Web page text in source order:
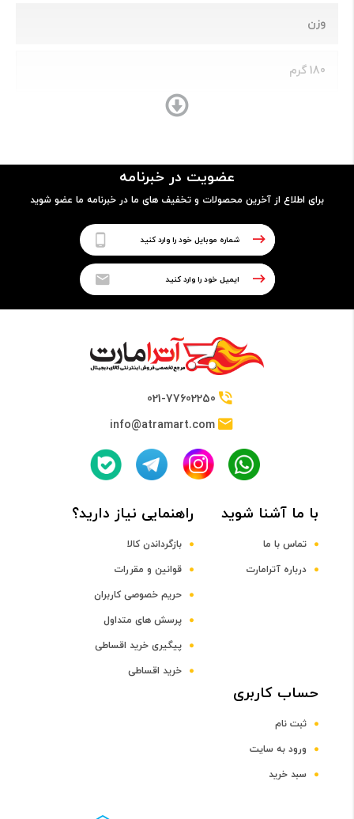
وزن
180 گرم
پلاستیک و شیشه
پردازنده
نوع پردازنده
Octa-core (4x1.8 GHz Kryo & 4x2.8 GHz Kryo)
2.8 و 1.8 گيگاهرتز
صفحه نمایش
سایز صفحه نمایش
عضویت در خبرنامه
برای اطلاع از آخرین محصولات و تخفیف های ما در خبرنامه ما عضو شوید
021-77602250
info@atramart.com
با ما آشنا شوید
تماس با ما
درباره آترامارت
راهنمایی نیاز دارید؟
بازگرداندن کالا
قوانین و مقررات
حریم خصوصی کاربران
پرسش های متداول
پیگیری خرید اقساطی
خرید اقساطی
حساب کاربری
ثبت نام
ورود به سایت
سبد خرید